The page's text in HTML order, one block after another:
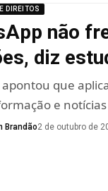
DIREITOS
não
diz
apontou que
e
Brandão2 de outubro de